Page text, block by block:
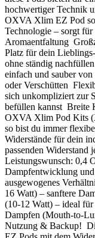
hochwertiger Technik
OXVA Xlim EZ Pod
Technologie – sorgt
Aromaentfaltung
Platz für dein
ohne ständig
einfach und sauber
oder Verschütten
sich unkompliziert zur
befüllen kannst Breite
OXVA Xlim Pod Kits
so bist du immer
Widerstände für dein
passenden Widerstand
Leistungswunsch: 0,4
Dampfentwicklung
ausgewogenes
16 Watt) – sanftere
(10-12 Watt) – ideal
Dampfen (Mouth-to-
Nutzung & Backup!